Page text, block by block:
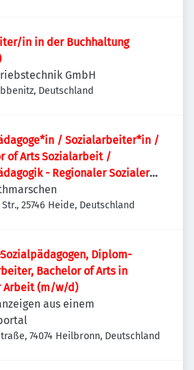
in in der Buchhaltung
GmbH
Deutschland
/ Sozialarbeiter*in /
of Arts Sozialarbeit /
- Regionaler Sozialer
25746 Heide, Deutschland
Diplom-
Bachelor of Arts in
Arbeit (m/w/d)
aus einem
74074 Heilbronn, Deutschland